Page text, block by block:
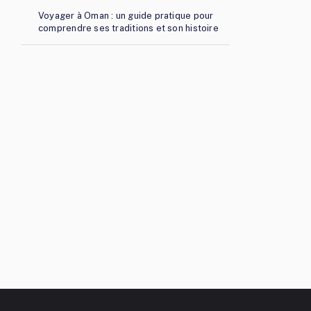
Voyager à Oman : un guide pratique pour
comprendre ses traditions et son histoire